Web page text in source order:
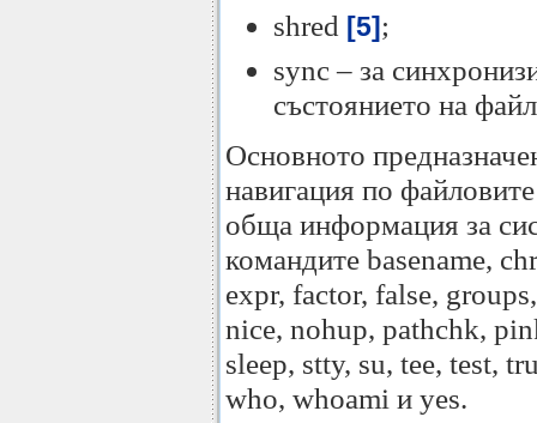
shred [5];
sync – за
състоянието на
Основното
навигация по
обща информация за
командите basename,
expr, factor, false,
nice, nohup, pathchk,
sleep, stty, su, tee, test,
who, whoami и yes.